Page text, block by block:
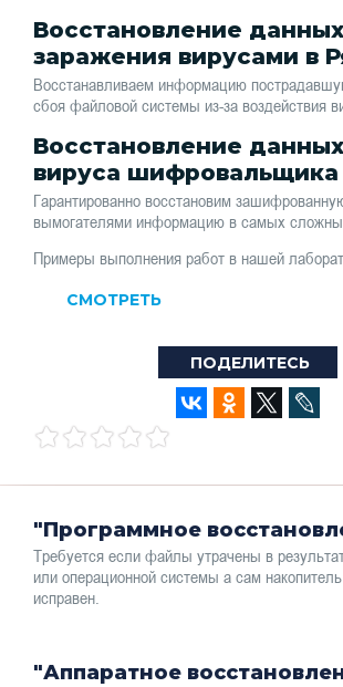
Восстановление
заражения вирусами в
Восстанавливаем информацию
сбоя файловой системы из-за воздействия
Восстановление
вируса шифровальщика
Гарантированно восстановим
вымогателями информацию в самых
Примеры выполнения работ в нашей
СМОТРЕТЬ
ПОДЕЛИТЕСЬ
"Программное
Требуется если файлы утрачены в
или операционной системы а сам
исправен.
"Аппаратное